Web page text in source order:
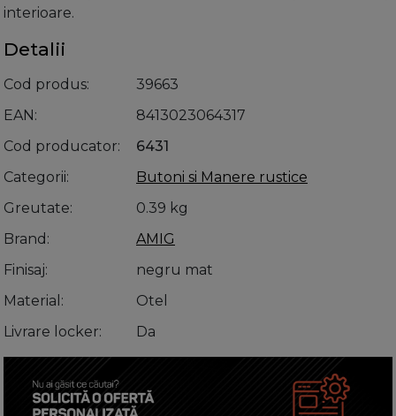
interioare.
Detalii
Cod produs
39663
EAN
8413023064317
Cod producator
6431
Categorii
Butoni si Manere rustice
Greutate
0.39 kg
Brand
AMIG
Finisaj
negru mat
Material
Otel
Livrare locker
Da